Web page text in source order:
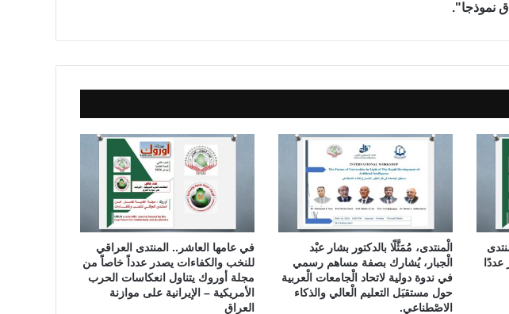
نموذجا".
ر
ه
ن
:
و
ل
ب
ي
ن
الْمنتدى، مُمَثَّلًا بالدكتور بشار عبْد
الْجبار، يُشارك بصفة مساهم رسمي
في ندوة دولية لاتحاد الْجامعات الْعربية
حول مستقبَل التعليم الْعالي والذكاء
الاصْطناعي.
في عامها العاشر.. المنتدى العراقي
للنخب والكفاءات يصدر عدداً خاصاً من
مجلة أوروك يتناول انعكاسات الحرب
الأمريكية – الإيرانية على موازنة
العراق